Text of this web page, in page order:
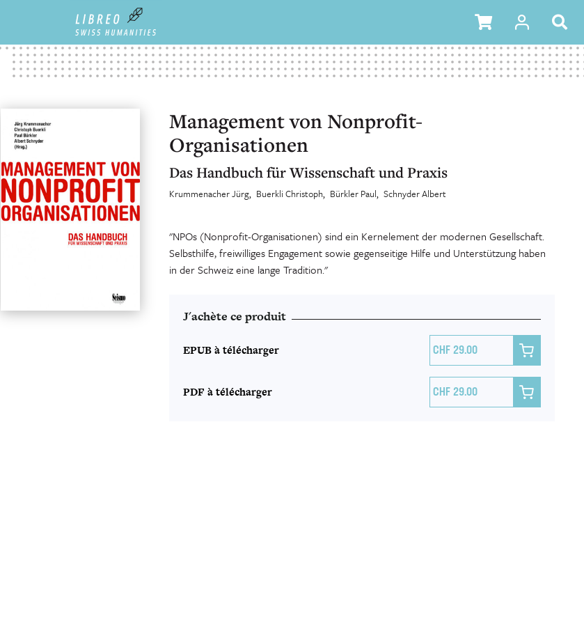
Management von Nonprofit-
Organisationen
Das Handbuch für Wissenschaft und Praxis
Krummenacher Jürg Buerkli Christoph Bürkler Paul Schnyder Albert
"NPOs (Nonprofit-Organisationen) sind ein Kernelement der modernen Gesellschaft.
Selbsthilfe, freiwilliges Engagement sowie gegenseitige Hilfe und Unterstützung haben
in der Schweiz eine lange Tradition."
J'achète ce produit
EPUB à télécharger 29.00 
PDF à télécharger 29.00 